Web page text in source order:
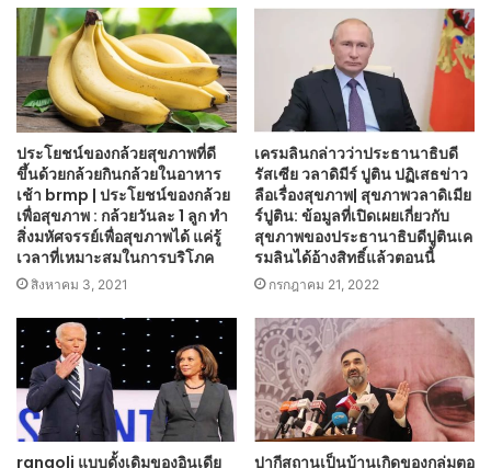
ประโยชน์ของกล้วยสุขภาพที่ดี
ขึ้นด้วยกล้วยกินกล้วยในอาหาร
เช้า brmp | ประโยชน์ของกล้วย
เพื่อสุขภาพ : กล้วยวันละ 1 ลูก ทำ
สิ่งมหัศจรรย์เพื่อสุขภาพได้ แค่รู้
เวลาที่เหมาะสมในการบริโภค
สิงหาคม 3, 2021
เครมลินกล่าวว่าประธานาธิบดี
รัสเซีย วลาดิมีร์ ปูติน ปฏิเสธข่าว
ลือเรื่องสุขภาพ| สุขภาพวลาดิเมีย
ร์ปูติน: ข้อมูลที่เปิดเผยเกี่ยวกับ
สุขภาพของประธานาธิบดีปูตินเค
รมลินได้อ้างสิทธิ์แล้วตอนนี้
กรกฎาคม 21, 2022
rangoli แบบดั้งเดิมของอินเดีย
ปากีสถานเป็นบ้านเกิดของกลุ่มตอ